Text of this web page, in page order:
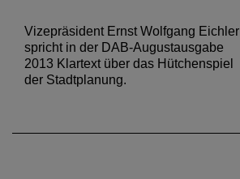
Vizepräsident Ernst Wolfgang Eichler
spricht in der DAB-Augustausgabe
2013 Klartext über das Hütchenspiel
der Stadtplanung.